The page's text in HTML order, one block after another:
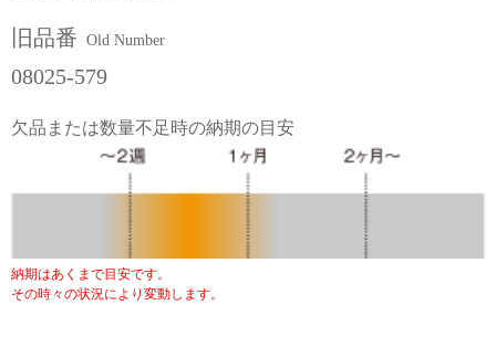
旧品番 Old Number
08025-579
欠品または数量不足時の納期の目安
納期はあくまで目安です。
その時々の状況により変動します。